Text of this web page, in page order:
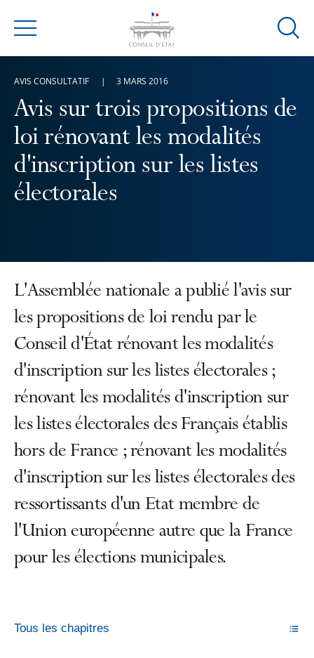
Menu
Ouvrir
Avis sur trois propositions de
loi rénovant les modalités
d'inscription sur les listes
électorales
AVIS CONSULTATIF 3 MARS 2016
L'Assemblée nationale a publié l'avis sur
les propositions de loi rendu par le
Conseil d'État rénovant les modalités
d'inscription sur les listes électorales ;
rénovant les modalités d'inscription sur
les listes électorales des Français établis
hors de France ; rénovant les modalités
d'inscription sur les listes électorales des
ressortissants d'un Etat membre de
l'Union européenne autre que la France
pour les élections municipales.
Tous les chapitres